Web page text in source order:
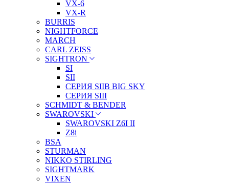
VX-6
VX-R
BURRIS
NIGHTFORCE
MARCH
CARL ZEISS
SIGHTRON
SI
SII
СЕРИЯ SIIB BIG SKY
СЕРИЯ SIII
SCHMIDT & BENDER
SWAROVSKI
SWAROVSKI Z6I II
Z8i
BSA
STURMAN
NIKKO STIRLING
SIGHTMARK
VIXEN